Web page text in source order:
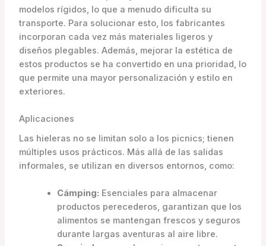
modelos rígidos, lo que a menudo dificulta su
transporte. Para solucionar esto, los fabricantes
incorporan cada vez más materiales ligeros y
diseños plegables. Además, mejorar la estética de
estos productos se ha convertido en una prioridad, lo
que permite una mayor personalización y estilo en
exteriores.
Aplicaciones
Las hieleras no se limitan solo a los picnics; tienen
múltiples usos prácticos. Más allá de las salidas
informales, se utilizan en diversos entornos, como:
Cámping: Esenciales para almacenar
productos perecederos, garantizan que los
alimentos se mantengan frescos y seguros
durante largas aventuras al aire libre.